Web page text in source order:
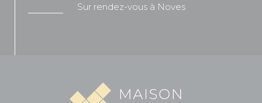
Sur rendez-vous à Noves